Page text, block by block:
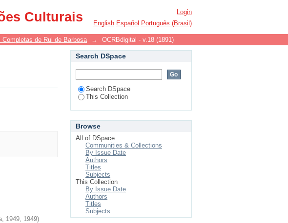
Culturais
Login
English Español Português (Brasil)
Completas de Rui de Barbosa → OCRBdigital - v.18 (1891)
1949, 1949)
Search DSpace
Search DSpace
This Collection
Browse
All of DSpace
Communities & Collections
By Issue Date
Authors
Titles
Subjects
This Collection
By Issue Date
Authors
Titles
Subjects